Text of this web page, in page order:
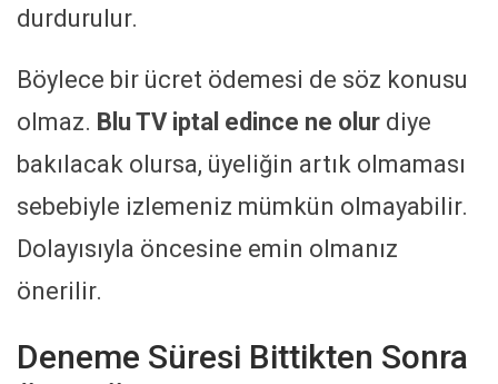
durdurulur.
Böylece bir ücret ödemesi de söz konusu
olmaz. Blu TV iptal edince ne olur diye
bakılacak olursa, üyeliğin artık olmaması
sebebiyle izlemeniz mümkün olmayabilir.
Dolayısıyla öncesine emin olmanız
önerilir.
Deneme Süresi Bittikten Sonra